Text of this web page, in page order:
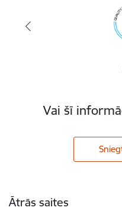
Vai šī
Ātrās saites